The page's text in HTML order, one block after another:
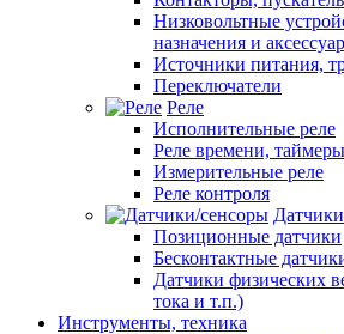
Низковольтные
назначения и
Источники питания,
Переключатели
Реле
Исполнительные реле
Реле времени, таймеры
Измерительные реле
Реле контроля
Позиционные датчики
Бесконтактные
Датчики физических
тока и т.п.)
Инструменты, техника